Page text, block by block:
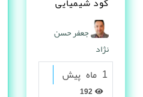
تاسیس کنم ؟
جعفر حسن
نژاد
1 ماه پیش